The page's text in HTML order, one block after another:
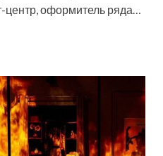
центр, оформитель ряда…